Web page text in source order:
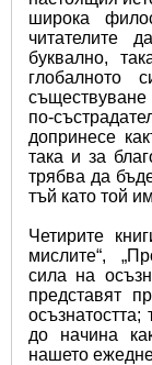
широка
читателите
буквално,
глобалното
съществуване
по-
допринесе
така и за
трябва да
тъй като той
Четирите
мислите“,
сила на
представят
до начина
нашето